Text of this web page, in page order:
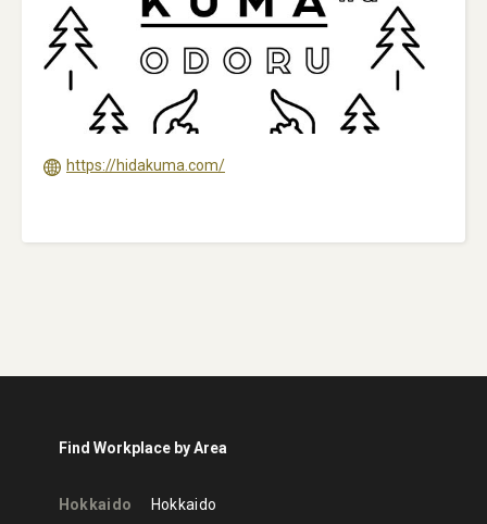
https://hidakuma.com/
Find Workplace by Area
Hokkaido Hokkaido